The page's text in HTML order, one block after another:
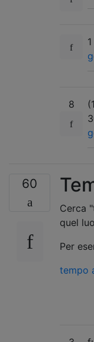
8
60
Cerca
quel
Per
tempo